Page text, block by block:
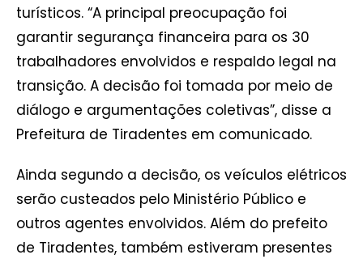
turísticos. “A principal preocupação foi
garantir segurança financeira para os 30
trabalhadores envolvidos e respaldo legal na
transição. A decisão foi tomada por meio de
diálogo e argumentações coletivas”, disse a
Prefeitura de Tiradentes em comunicado.
Ainda segundo a decisão, os veículos elétricos
serão custeados pelo Ministério Público e
outros agentes envolvidos. Além do prefeito
de Tiradentes, também estiveram presentes